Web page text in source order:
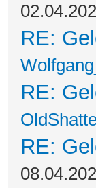
RE:
RE:
RE: